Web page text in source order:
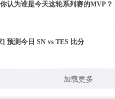
认为谁是今天这轮系列赛的MVP？
] 预测今日 SN vs TES 比分
加载更多